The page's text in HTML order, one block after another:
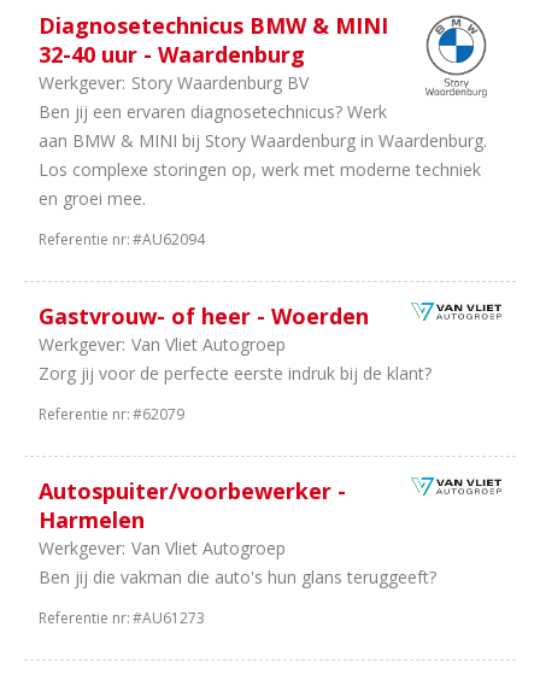
Diagnosetechnicus BMW & MINI
32-40 uur - Waardenburg
Werkgever: Story Waardenburg BV
Ben jij een ervaren diagnosetechnicus? Werk
aan BMW & MINI bij Story Waardenburg in Waardenburg.
Los complexe storingen op, werk met moderne techniek
en groei mee.
Referentie nr:#AU62094
Gastvrouw- of heer - Woerden
Werkgever: Van Vliet Autogroep
Zorg jij voor de perfecte eerste indruk bij de klant?
Referentie nr:#62079
Autospuiter/voorbewerker -
Harmelen
Werkgever: Van Vliet Autogroep
Ben jij die vakman die auto's hun glans teruggeeft?
Referentie nr:#AU61273